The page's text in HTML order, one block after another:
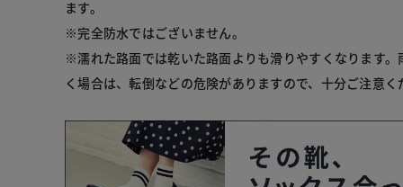
ます。
※完全防水ではございません。
※濡れた路面では乾いた路面よりも滑りやすくなります
く場合は、転倒などの危険がありますので、十分ご注意く